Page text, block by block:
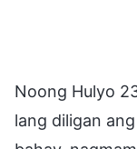
Noong Hulyo
lang diligan